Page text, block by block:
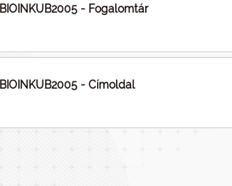
BIOINKUB2005 - Fogalomtár
BIOINKUB2005 - Címoldal